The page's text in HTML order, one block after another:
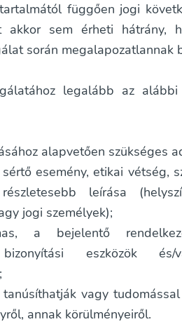
függően jogi
akkor sem érheti hátrány,
során megalapozatlannak
legalább az alábbi
alapvetően szükséges
esemény, etikai vétség,
leírása
jogi személyek);
a bejelentő
bizonyítási eszközök
vagy
annak körülményeiről.